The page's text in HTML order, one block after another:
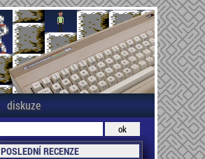
diskuze
POSLEDNÍ RECENZE